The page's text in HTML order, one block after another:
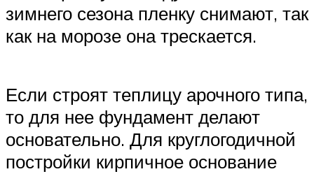
зимнего сезона пленку снимают, так
как на морозе она трескается.
Если строят теплицу арочного типа,
то для нее фундамент делают
основательно. Для круглогодичной
постройки кирпичное основание